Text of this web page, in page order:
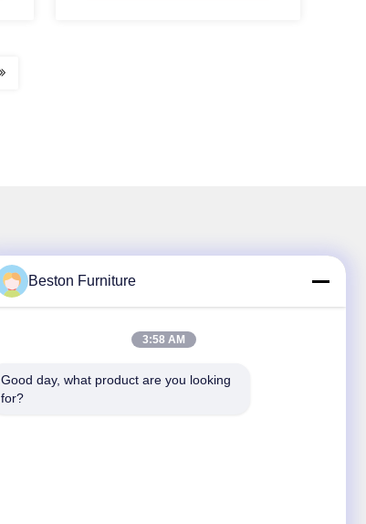
à notre newsletter pour des réductions et
Beston Furniture
3:58 AM
Good day, what product are you looking
for?